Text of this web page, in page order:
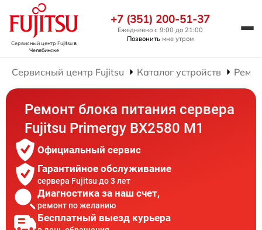
Сервисный центр Fujitsuв
Челябинске
+7 (351) 200-51-37
Ежедневно с 9:00 до 21:00
Позвонить мне утром
Сервисный центр Fujitsu Каталог устройств
Ремонт блока питания сервера
Fujitsu Primergy BX2580 M1
Официальный сервис
Гарантийное обслуживание
сервера Fujitsu до 3 лет
Диагностика за наш счет,
ремонт по желанию
Бесплатный выезд курьера